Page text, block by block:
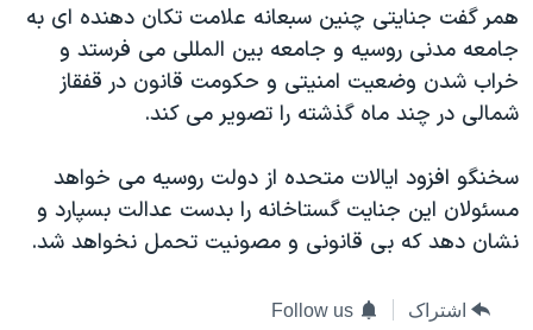
همر گفت جنایتی چنین سبعانه علامت تکان دهنده ای به
جامعه مدنی روسیه و جامعه بین المللی می فرستد و
خراب شدن وضعیت امنیتی و حکومت قانون در قفقاز
شمالی در چند ماه گذشته را تصویر می کند.
سخنگو افزود ایالات متحده از دولت روسیه می خواهد
مسئولان این جنایت گستاخانه را بدست عدالت بسپارد و
نشان دهد که بی قانونی و مصونیت تحمل نخواهد شد.
اشتراک Follow us